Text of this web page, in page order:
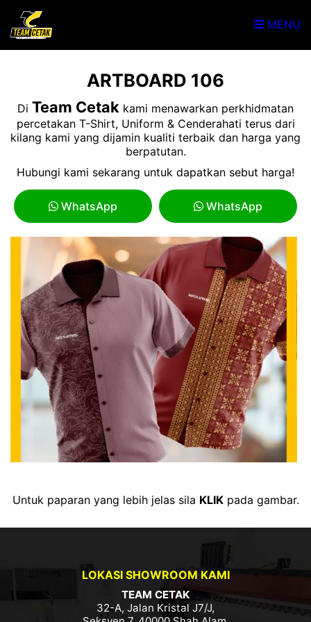
MENU
ARTBOARD 106
Di Team Cetak kami menawarkan perkhidmatan
percetakan T-Shirt, Uniform & Cenderahati terus dari
kilang kami yang dijamin kualiti terbaik dan harga yang
berpatutan.
Hubungi kami sekarang untuk dapatkan sebut harga!
WhatsApp WhatsApp
Untuk paparan yang lebih jelas sila KLIKpada gambar.
LOKASI SHOWROOM KAMI
TEAM CETAK
32-A, Jalan Kristal J7/J,